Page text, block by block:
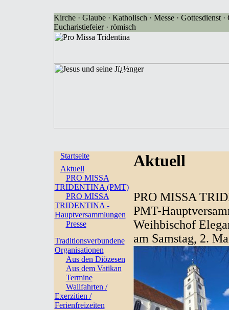
Kirche · Glaube · Katholisch · Messe · Gottesdienst
Eucharistiefeier · römisch
Startseite
Aktuell
PRO MISSA
TRIDENTINA (PMT)
PRO MISSA
TRIDENTINA -
Hauptversammlungen
Presse
Traditionsverbundene
Organisationen
Aus den Diözesen
Aus dem Vatikan
Termine
Wallfahrten /
Exerzitien /
Ferienfreizeiten
Aktuell
PRO MISSA
PMT-
Weihbischof
am Samstag, 2.